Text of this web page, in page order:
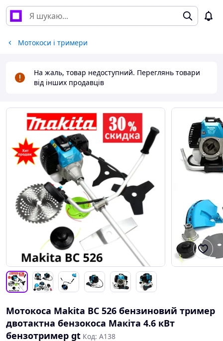
Мотокоси і тримери
На жаль, товар недоступний. Переглянь товари
від інших продавців
Мотокоса Makita BC 526 бензиновий тример
двотактна бензокоса Макіта 4.6 кВт
бензотример gt Код: А138